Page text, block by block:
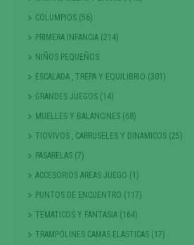
COLUMPIOS (56)
PRIMERA INFANCIA (214)
NIÑOS PEQUEÑOS
ESCALADA , TREPA Y EQUILIBRIO (301)
GRANDES JUEGOS (14)
MUELLES Y BALANCINES (68)
TIOVIVOS , CARRUSELES Y DINAMICOS (25)
PASARELAS (7)
ACCESORIOS AREAS JUEGO (1)
PUNTOS DE ENCUENTRO (117)
TEMATICOS Y FANTASIA (164)
TRAMPOLINES CAMAS ELASTICAS (17)